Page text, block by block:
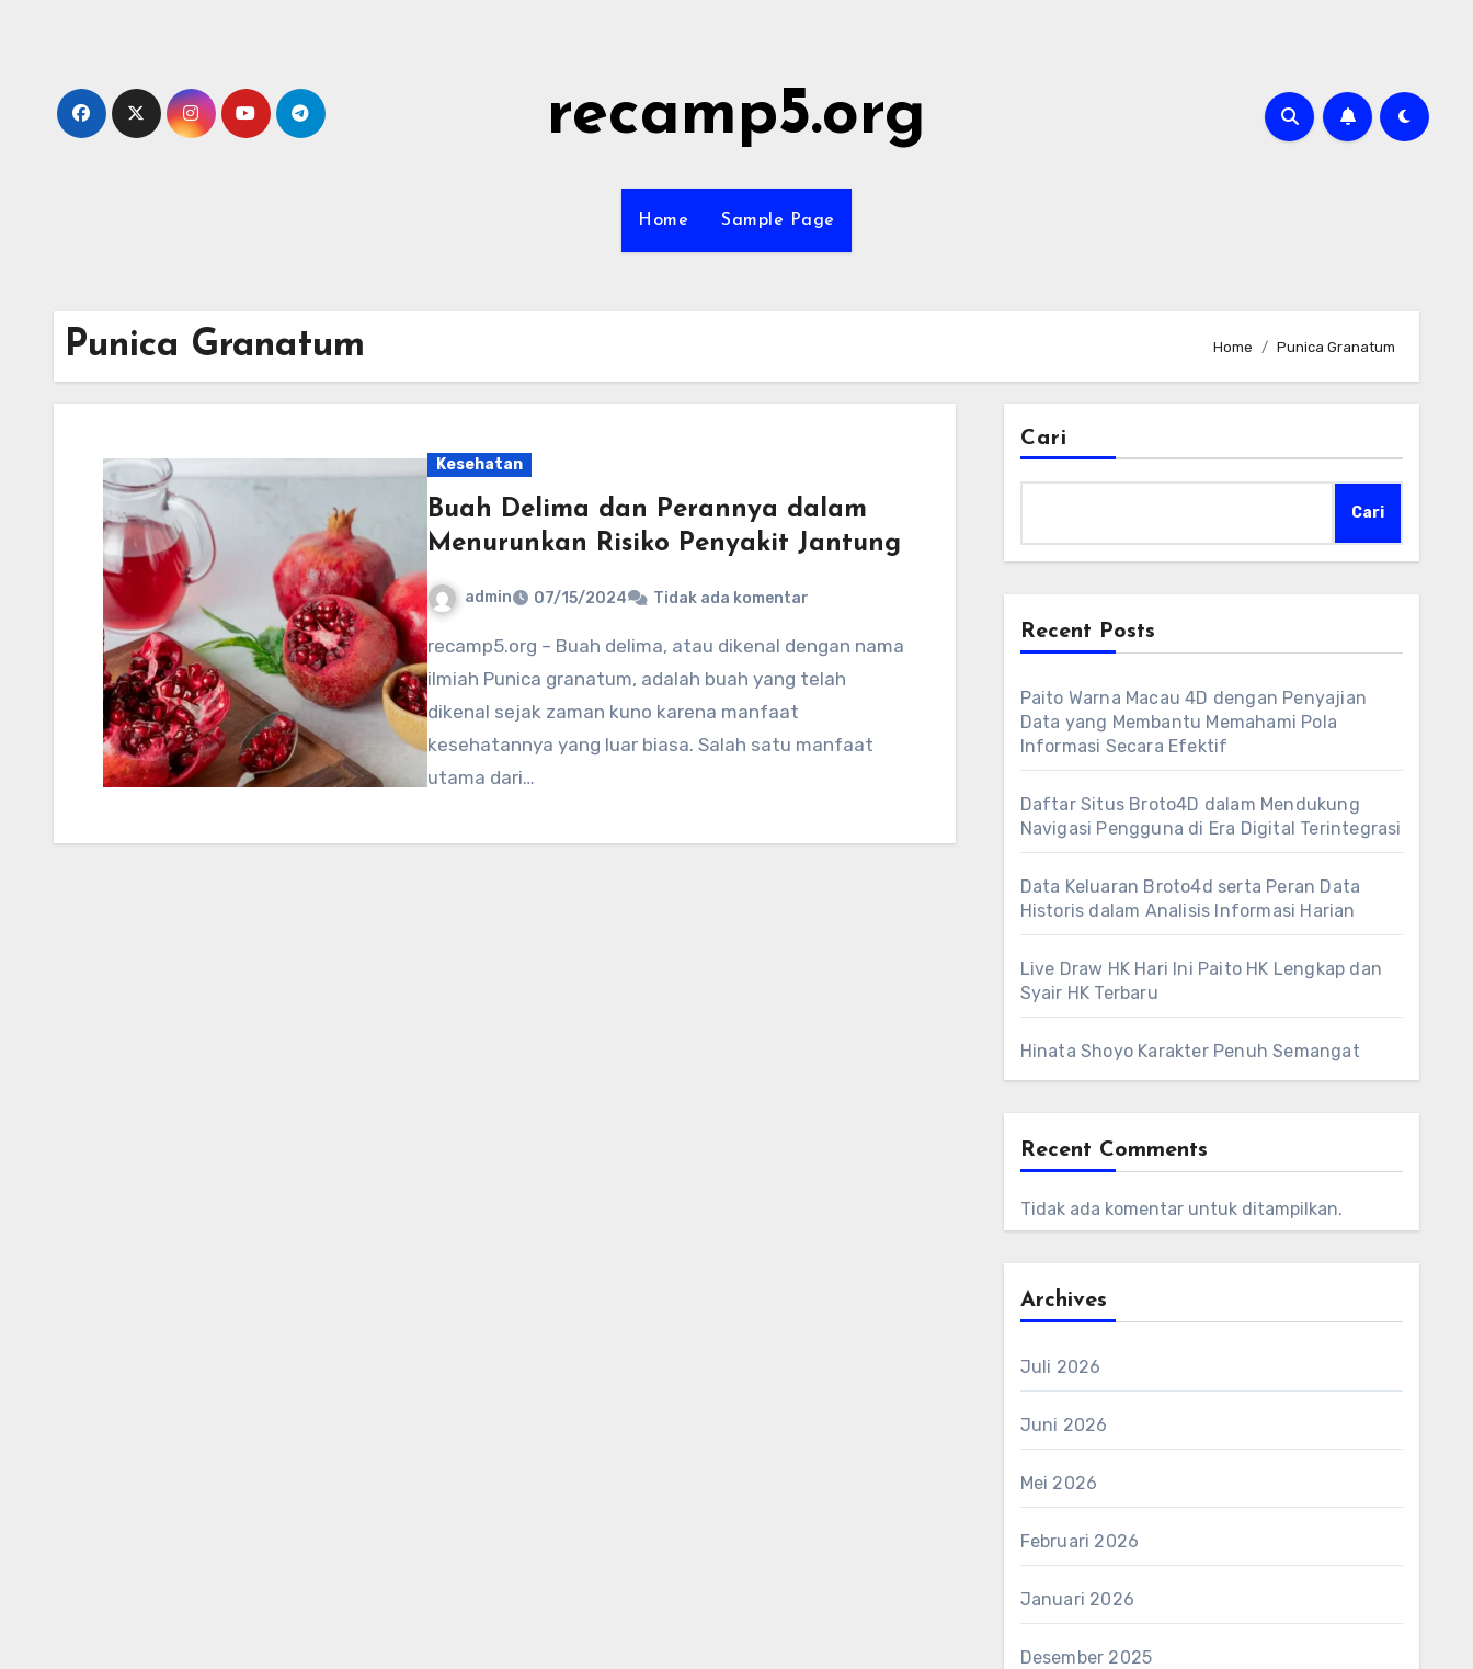
recamp5.org
Home Sample Page
Punica Granatum Home Punica Granatum
Kesehatan
Buah Delima dan Perannya dalam
Menurunkan Risiko Penyakit Jantung
admin 07/15/2024 Tidak ada komentar
recamp5.org – Buah delima, atau dikenal dengan nama
ilmiah Punica granatum, adalah buah yang telah
dikenal sejak zaman kuno karena manfaat
kesehatannya yang luar biasa. Salah satu manfaat
utama dari…
Cari
Cari
Recent Posts
Paito Warna Macau 4D dengan Penyajian
Data yang Membantu Memahami Pola
Informasi Secara Efektif
Daftar Situs Broto4D dalam Mendukung
Navigasi Pengguna di Era Digital Terintegrasi
Data Keluaran Broto4d serta Peran Data
Historis dalam Analisis Informasi Harian
Live Draw HK Hari Ini Paito HK Lengkap dan
Syair HK Terbaru
Hinata Shoyo Karakter Penuh Semangat
Recent Comments
Tidak ada komentar untuk ditampilkan.
Archives
Juli 2026
Juni 2026
Mei 2026
Februari 2026
Januari 2026
Desember 2025